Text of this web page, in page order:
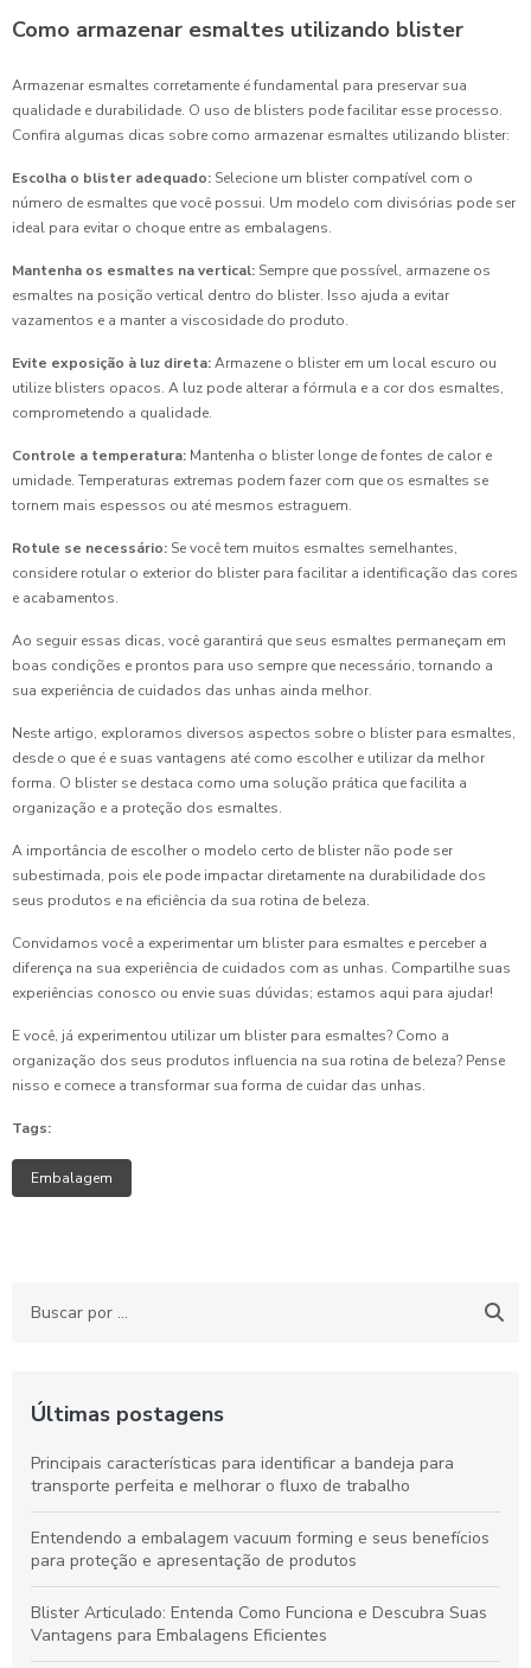
Como armazenar esmaltes utilizando blister
Armazenar esmaltes corretamente é fundamental para preservar sua
qualidade e durabilidade. O uso de blisters pode facilitar esse processo.
Confira algumas dicas sobre como armazenar esmaltes utilizando blister:
Escolha o blister adequado: Selecione um blister compatível com o
número de esmaltes que você possui. Um modelo com divisórias pode ser
ideal para evitar o choque entre as embalagens.
Mantenha os esmaltes na vertical: Sempre que possível, armazene os
esmaltes na posição vertical dentro do blister. Isso ajuda a evitar
vazamentos e a manter a viscosidade do produto.
Evite exposição à luz direta:Armazene o blister em um local escuro ou
utilize blisters opacos. A luz pode alterar a fórmula e a cor dos esmaltes,
comprometendo a qualidade.
Controle a temperatura: Mantenha o blister longe de fontes de calor e
umidade. Temperaturas extremas podem fazer com que os esmaltes se
tornem mais espessos ou até mesmos estraguem.
Rotule se necessário: Se você tem muitos esmaltes semelhantes,
considere rotular o exterior do blister para facilitar a identificação das cores
e acabamentos.
Ao seguir essas dicas, você garantirá que seus esmaltes permaneçam em
boas condições e prontos para uso sempre que necessário, tornando a
sua experiência de cuidados das unhas ainda melhor.
Neste artigo, exploramos diversos aspectos sobre o blister para esmaltes,
desde o que é e suas vantagens até como escolher e utilizar da melhor
forma. O blister se destaca como uma solução prática que facilita a
organização e a proteção dos esmaltes.
A importância de escolher o modelo certo de blister não pode ser
subestimada, pois ele pode impactar diretamente na durabilidade dos
seus produtos e na eficiência da sua rotina de beleza.
Convidamos você a experimentar um blister para esmaltes e perceber a
diferença na sua experiência de cuidados com as unhas. Compartilhe suas
experiências conosco ou envie suas dúvidas; estamos aqui para ajudar!
E você, já experimentou utilizar um blister para esmaltes? Como a
organização dos seus produtos influencia na sua rotina de beleza? Pense
nisso e comece a transformar sua forma de cuidar das unhas.
Tags:
Embalagem
Últimas postagens
Principais características para identificar a bandeja para
transporte perfeita e melhorar o fluxo de trabalho
Entendendo a embalagem vacuum forming e seus benefícios
para proteção e apresentação de produtos
Blister Articulado: Entenda Como Funciona e Descubra Suas
Vantagens para Embalagens Eficientes